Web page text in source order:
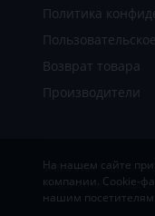
Политика
Возврат товара
Производители
SADOVKA© 2019-
Разработка и
На нашем сайте
компании. Cookie-
нашим посетителям.